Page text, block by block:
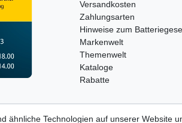
Versandkosten
Zahlungsarten
Hinweise zum
Markenwelt
Themenwelt
Kataloge
Rabatte
ähnliche Technologien auf unserer Website